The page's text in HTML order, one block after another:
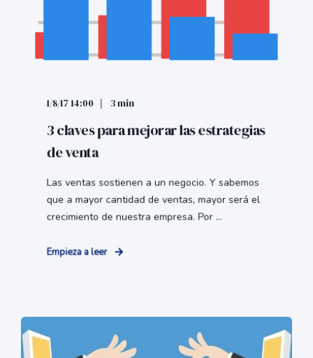
1/8/17 14:00 3 min
3 claves para mejorar las estrategias
de venta
Las ventas sostienen a un negocio. Y sabemos
que a mayor cantidad de ventas, mayor será el
crecimiento de nuestra empresa. Por ...
Empieza a leer